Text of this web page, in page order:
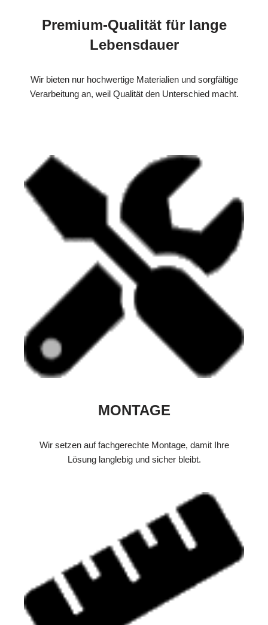
Premium-Qualität für lange
Lebensdauer
Wir bieten nur hochwertige Materialien und sorgfältige
Verarbeitung an, weil Qualität den Unterschied macht.
MONTAGE
Wir setzen auf fachgerechte Montage, damit Ihre
Lösung langlebig und sicher bleibt.